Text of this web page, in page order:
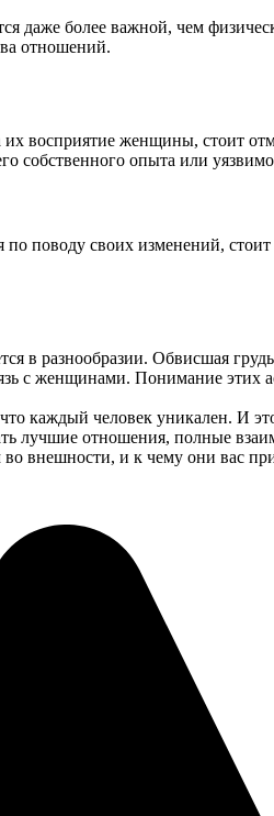
даже более важной, чем
отношений.
восприятие женщины, стоит
собственного опыта или
поводу своих изменений,
в разнообразии. Обвисшая
с женщинами. Понимание этих
каждый человек уникален. И
лучшие отношения, полные
внешности, и к чему они вас